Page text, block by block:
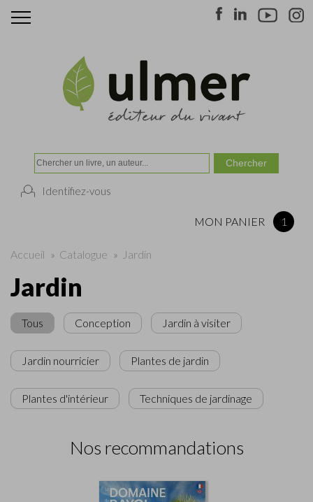
Identifiez-vous
MON PANIER 1
Accueil » Catalogue » Jardin
Jardin
Tous Conception Jardin à visiter
Jardin nourricier Plantes de jardin
Plantes d'intérieur Techniques de jardinage
Nos recommandations